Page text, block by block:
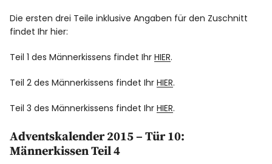
Die ersten drei Teile inklusive Angaben für den Zuschnitt
findet Ihr hier:
Teil 1 des Männerkissens findet IhrHIER.
Teil 2 des Männerkissens findet IhrHIER.
Teil 3 des Männerkissens findet IhrHIER.
Adventskalender 2015 – Tür 10:
Männerkissen Teil 4